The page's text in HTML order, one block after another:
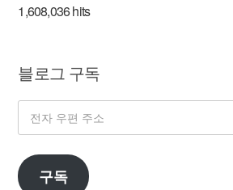
1,608,036 hits
블로그 구독
자
우
편
구독